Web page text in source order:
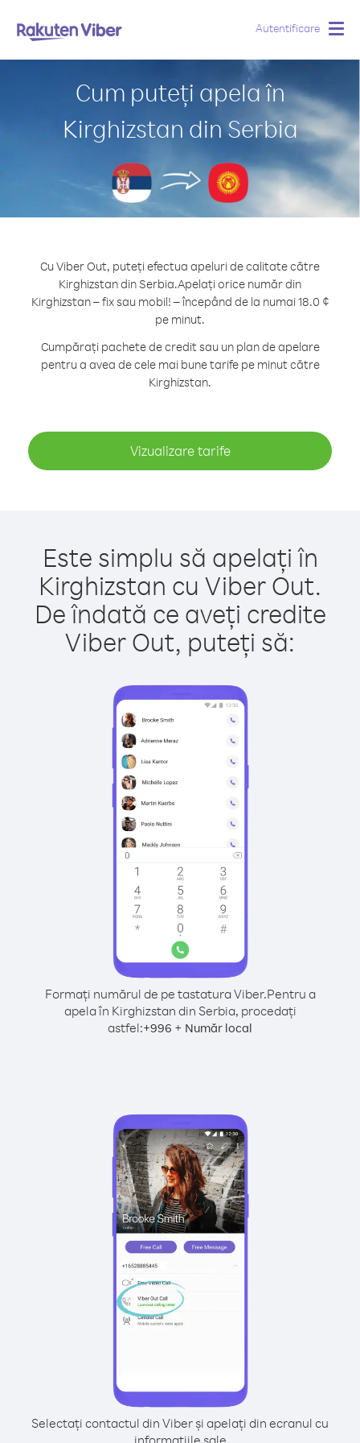
Autentificare
Cum puteți apela în
Kirghizstan din Serbia
Cu Viber Out, puteți efectua apeluri de calitate către
Kirghizstan din Serbia.Apelați orice număr din
Kirghizstan – fix sau mobil! – începând de la numai 18.0 ¢
pe minut.
Cumpărați pachete de credit sau un plan de apelare
pentru a avea de cele mai bune tarife pe minut către
Kirghizstan.
Vizualizare tarife
Este simplu să apelați în
Kirghizstan cu Viber Out.
De îndată ce aveți credite
Viber Out, puteți să:
Formați numărul de pe tastatura Viber.Pentru a
apela în Kirghizstan din Serbia, procedați
astfel:+996 + Număr local
Selectați contactul din Viber și apelați din ecranul cu
informațiile sale